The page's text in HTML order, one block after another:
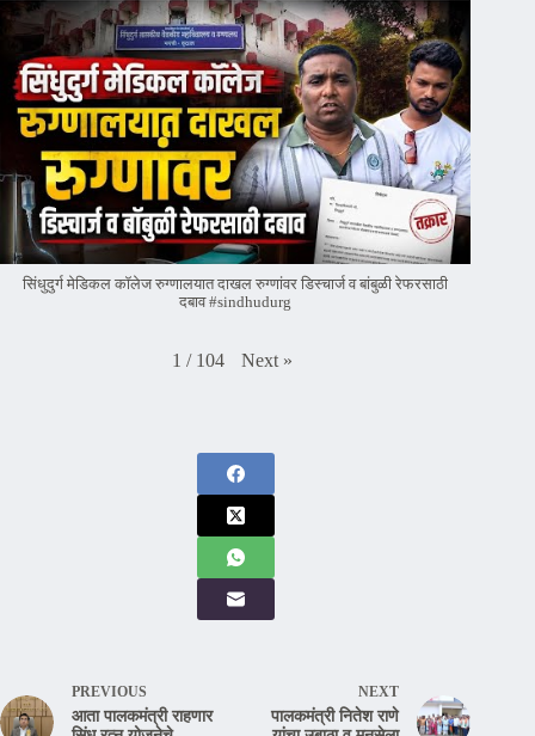
सिंधुदुर्ग मेडिकल कॉलेज रुग्णालयात दाखल रुग्णांवर डिस्चार्ज व बांबुळी रेफरसाठी
दबाव #sindhudurg
1 / 104 Next »
PREVIOUS
आता पालकमंत्री राहणार
NEXT
पालकमंत्री नितेश राणे